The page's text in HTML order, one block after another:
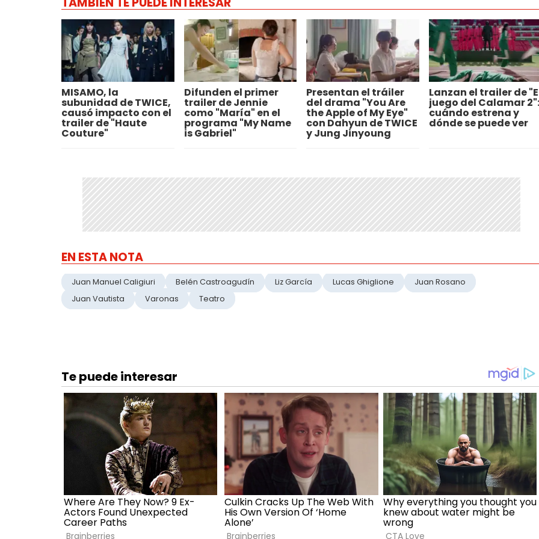
MISAMO, la
subunidad de TWICE,
causó impacto con el
trailer de "Haute
Couture"
Difunden el primer
trailer de Jennie
como "María" en el
programa "My Name
is Gabriel"
Presentan el tráiler
del drama "You Are
the Apple of My Eye"
con Dahyun de TWICE
y Jung Jinyoung
Lanzan el trailer de
juego del Calamar 2":
cuándo estrena y
dónde se puede ver
EN ESTA NOTA
Juan Manuel Caligiuri Belén Castroagudín Liz García Lucas Ghiglione
Juan Rosano
Juan Vautista
Varonas Teatro